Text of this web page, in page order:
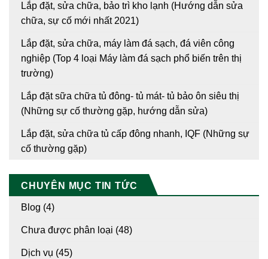
Lắp đặt, sửa chữa, bảo trì kho lạnh (Hướng dẫn sửa
chữa, sự cố mới nhất 2021)
Lắp đặt, sửa chữa, máy làm đá sạch, đá viên công
nghiệp (Top 4 loại Máy làm đá sạch phổ biến trên thị
trường)
Lắp đặt sữa chữa tủ đông- tủ mát- tủ bảo ôn siêu thị
(Những sự cố thường gặp, hướng dẫn sửa)
Lắp đặt, sửa chữa tủ cấp đông nhanh, IQF (Những sự
cố thường gặp)
CHUYÊN MỤC TIN TỨC
Blog (4)
Chưa được phân loại (48)
Dịch vụ (45)